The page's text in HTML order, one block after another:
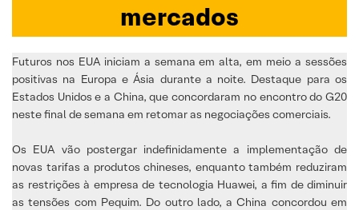
mercados
Futuros nos EUA iniciam a semana em alta, em meio a sessões
positivas na Europa e Ásia durante a noite. Destaque para os
Estados Unidos e a China, que concordaram no encontro do G20
neste final de semana em retomar as negociações comerciais.
Os EUA vão postergar indefinidamente a implementação de
novas tarifas a produtos chineses, enquanto também reduziram
as restrições à empresa de tecnologia Huawei, a fim de diminuir
as tensões com Pequim. Do outro lado, a China concordou em